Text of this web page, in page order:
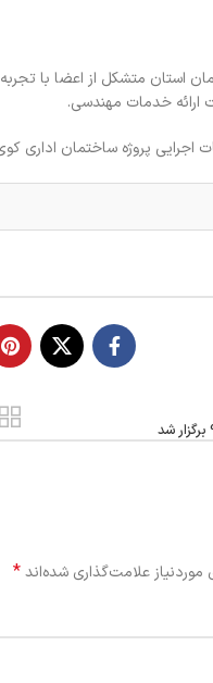
استان متشکل از اعضا با
ارائه خدمات مهندسی.
اجرایی پروژه ساختمان اداری
علامت‌گذاری شده‌اند*